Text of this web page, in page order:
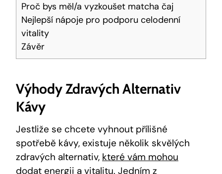
Proč bys měl/a vyzkoušet matcha čaj
Nejlepší nápoje pro podporu celodenní
vitality
Závěr
Výhody Zdravých Alternativ
Kávy
Jestliže se chcete vyhnout přílišné
spotřebě kávy, existuje několik skvělých
zdravých alternativ, které vám mohou
dodat energii a vitalitu. Jedním z